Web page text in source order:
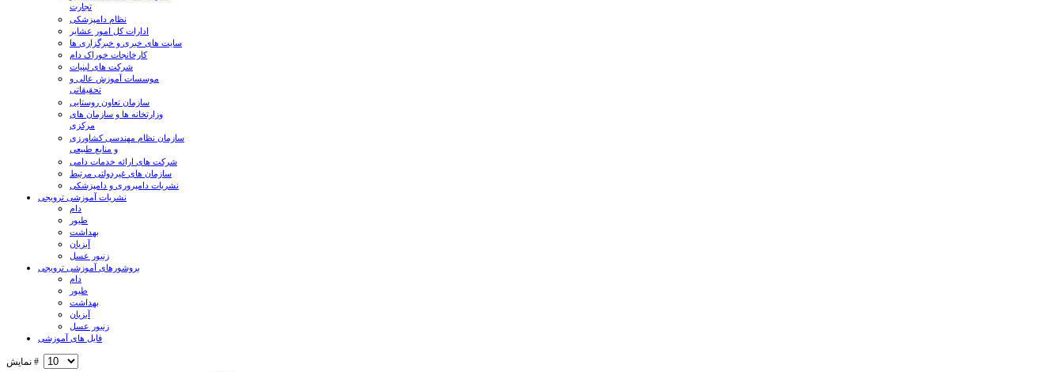
تجارت
نظام دامپزشکی
ادارات کل امور عشایر
سایت های خبری و خبرگزاری ها
کارخانجات خوراک دام
شرکت های لبنیات
موسسات آموزش عالی و
تحقیقاتی
سازمان تعاون روستایی
وزارتخانه ها و سازمان های
مرکزی
سازمان نظام مهندسی کشاورزی
و منابع طبیعی
شرکت های ارائه خدمات دامی
سازمان های غیردولتی مرتبط
نشریات دامپروری و دامپزشکی
نشریات آموزشی ترویجی
دام
طیور
بهداشت
آبزیان
زنبور عسل
بروشورهای آموزشی ترویجی
دام
طیور
بهداشت
آبزیان
زنبور عسل
فایل های آموزشی
نمایش #